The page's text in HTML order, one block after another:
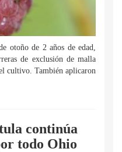
otoño de 2 años de edad,
de exclusión de malla
cultivo. También aplicaron
continúa
todo Ohio